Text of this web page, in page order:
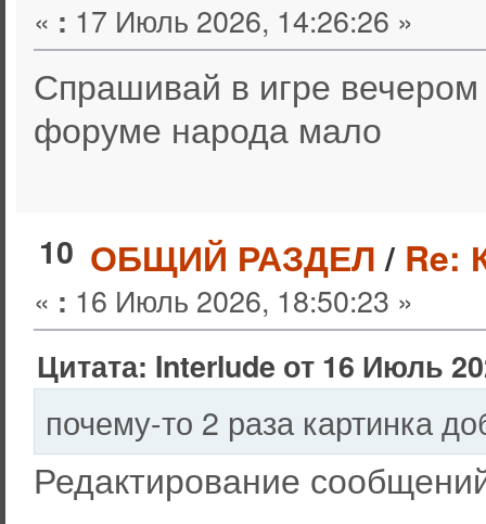
« : 17 Июль 2026, 14:26:26 »
Спрашивай в игре
форуме народа мало
10 ОБЩИЙ РАЗДЕЛ/ Re:
« : 16 Июль 2026, 18:50:23 »
Цитата: Interlude от 16 Июль
почему-то 2 раза картинка
Редактирование